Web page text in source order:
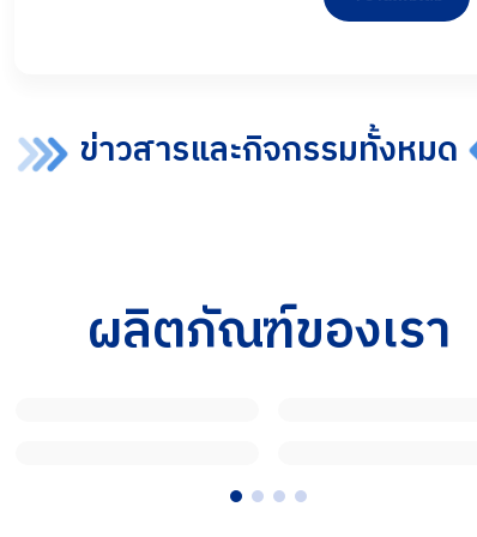
ข่าวสารและกิจกรรมทั้งหมด
ผลิตภัณฑ์ของเรา